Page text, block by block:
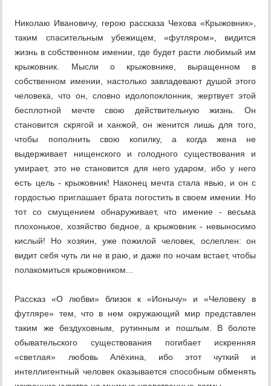
Николаю Ивановичу, герою рассказа Чехова «Крыжовник»,
таким спасительным убежищем, «футляром», видится
жизнь в собственном имении, где будет расти любимый им
крыжовник. Мысли о крыжовнике, выращенном в
собственном имении, настолько завладевают душой этого
человека, что он, словно идолопоклонник, жертвует этой
бесплотной мечте свою действительную жизнь. Он
становится скрягой и ханжой, он женится лишь для того,
чтобы пополнить свою копилку, а когда жена не
выдерживает нищенского и голодного существования и
умирает, это не становится для него ударом, ибо у него
есть цель - крыжовник! Наконец мечта стала явью, и он с
гордостью приглашает брата погостить в своем имении. Но
тот со смущением обнаруживает, что имение - весьма
плохонькое, хозяйство бедное, а крыжовник - невыносимо
кислый! Но хозяин, уже пожилой человек, ослеплен: он
видит себя чуть ли не в раю, и даже по ночам встает, чтобы
полакомиться крыжовником...
Рассказ «О любви» близок к «Ионычу» и «Человеку в
футляре» тем, что в нем окружающий мир представлен
таким же бездуховным, рутинным и пошлым. В болоте
обывательского существования погибает искренняя
«светлая» любовь Алёхина, ибо этот чуткий и
интеллигентный человек оказывается способным обменять